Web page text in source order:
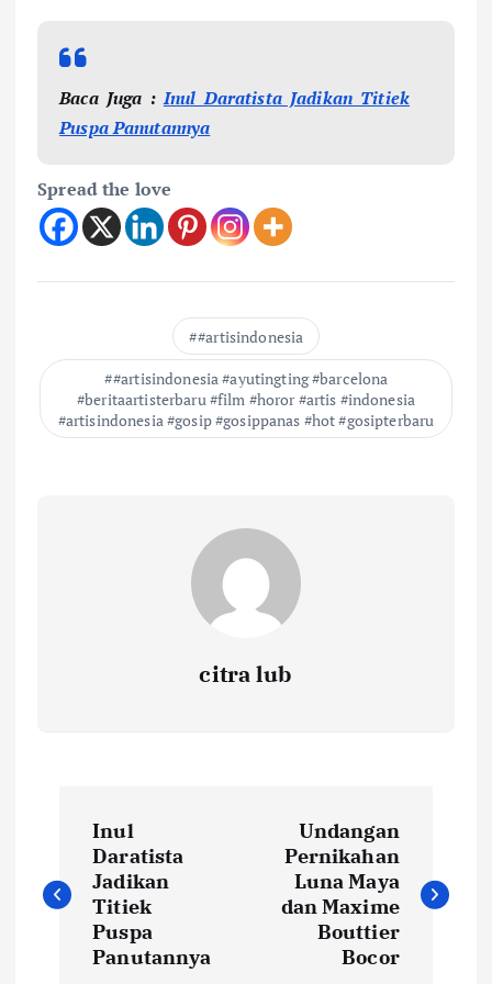
Baca Juga :Inul Daratista Jadikan Titiek
Puspa Panutannya
Spread the love
#artisindonesia
#artisindonesia #ayutingting #barcelona
#beritaartisterbaru #film #horor #artis #indonesia
#artisindonesia #gosip #gosippanas #hot #gosipterbaru
citra lub
a
v
Inul
Daratista
Jadikan
Titiek
Puspa
Panutannya
Undangan
Pernikahan
Luna Maya
dan Maxime
Bouttier
Bocor